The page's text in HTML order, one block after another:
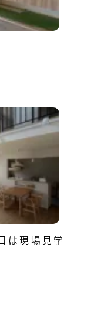
は現場見学